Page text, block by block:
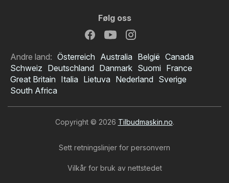
Følg oss
Andre land: Österreich Australia België Canada
Schweiz Deutschland Danmark Suomi France
Great Britain Italia Lietuva Nederland Sverige
South Africa
Copyright © 2026 Tilbudmaskin.no.
Sett retningslinjer for personvern
Vilkår for bruk av nettstedet